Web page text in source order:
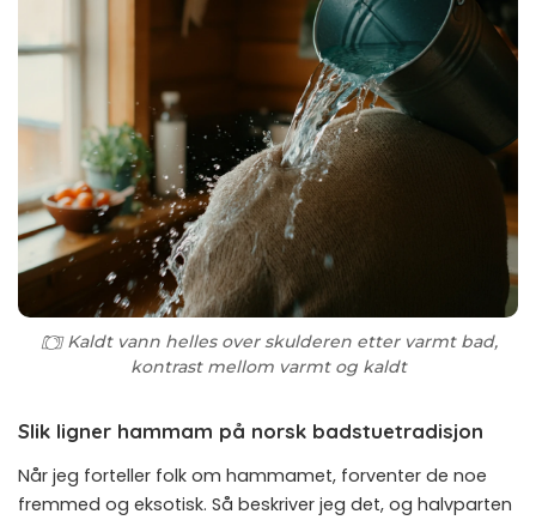
Kaldt vann helles over skulderen etter varmt bad,
kontrast mellom varmt og kaldt
Slik ligner hammam på norsk badstuetradisjon
Når jeg forteller folk om hammamet, forventer de noe
fremmed og eksotisk. Så beskriver jeg det, og halvparten